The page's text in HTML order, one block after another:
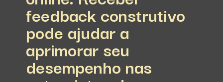
feedback construtivo
pode ajudar a
aprimorar seu
desempenho nas